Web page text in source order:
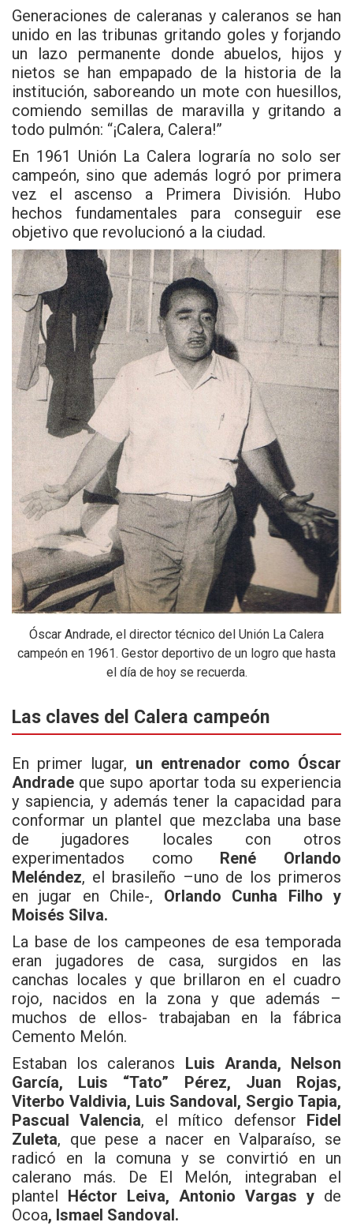
Generaciones de caleranas y caleranos se han
unido en las tribunas gritando goles y forjando
un lazo permanente donde abuelos, hijos y
nietos se han empapado de la historia de la
institución, saboreando un mote con huesillos,
comiendo semillas de maravilla y gritando a
todo pulmón: “¡Calera, Calera!”
En 1961 Unión La Calera lograría no solo ser
campeón, sino que además logró por primera
vez el ascenso a Primera División. Hubo
hechos fundamentales para conseguir ese
objetivo que revolucionó a la ciudad.
Óscar Andrade, el director técnico del Unión La Calera
campeón en 1961. Gestor deportivo de un logro que hasta
el día de hoy se recuerda.
Las claves del Calera campeón
En primer lugar, un entrenador como Óscar
Andrade que supo aportar toda su experiencia
y sapiencia, y además tener la capacidad para
conformar un plantel que mezclaba una base
de jugadores locales con otros
experimentados como René Orlando
Meléndez, el brasileño –uno de los primeros
en jugar en Chile-, Orlando Cunha Filho y
Moisés Silva.
La base de los campeones de esa temporada
eran jugadores de casa, surgidos en las
canchas locales y que brillaron en el cuadro
rojo, nacidos en la zona y que además –
muchos de ellos- trabajaban en la fábrica
Cemento Melón.
Estaban los caleranos Luis Aranda, Nelson
García, Luis “Tato” Pérez, Juan Rojas,
Viterbo Valdivia, Luis Sandoval, Sergio Tapia,
Pascual Valencia, el mítico defensor Fidel
Zuleta, que pese a nacer en Valparaíso, se
radicó en la comuna y se convirtió en un
calerano más. De El Melón, integraban el
plantel Héctor Leiva, Antonio Vargas y de
Ocoa, Ismael Sandoval.